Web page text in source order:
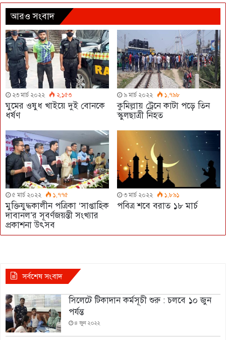
আরও সংবাদ
২৩ মার্চ ২০২২ ২,১৫৩
ঘুমের ওষুধ খাইয়ে দুই বোনকে
ধর্ষণ
৯ মার্চ ২০২২ ১,৭৯৮
কুমিল্লায় ট্রেনে কাটা পড়ে তিন
স্কুলছাত্রী নিহত
৫ মার্চ ২০২২ ১,৭৭৫
মুক্তিযুদ্ধকালীন পত্রিকা ‘সাপ্তাহিক
দাবানল’র সূবর্ণজয়ন্তী সংখ্যার
প্রকাশনা উৎসব
৩ মার্চ ২০২২ ১,৮৯১
পবিত্র শবে বরাত ১৮ মার্চ
সর্বশেষ সংবাদ
সিলেটে টিকাদান কর্মসূচী শুরু : চলবে ১০ জুন
পর্যন্ত
৪ জুন ২০২২